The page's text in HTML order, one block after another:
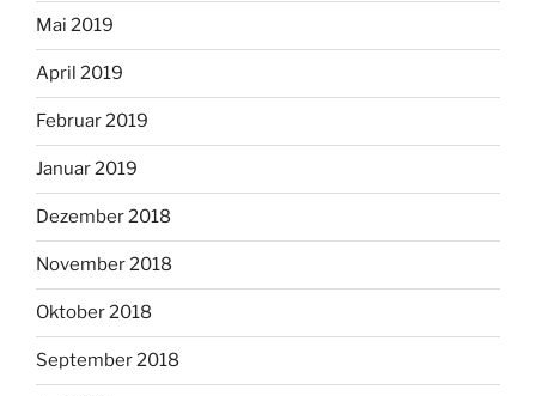
Mai 2019
April 2019
Februar 2019
Januar 2019
Dezember 2018
November 2018
Oktober 2018
September 2018